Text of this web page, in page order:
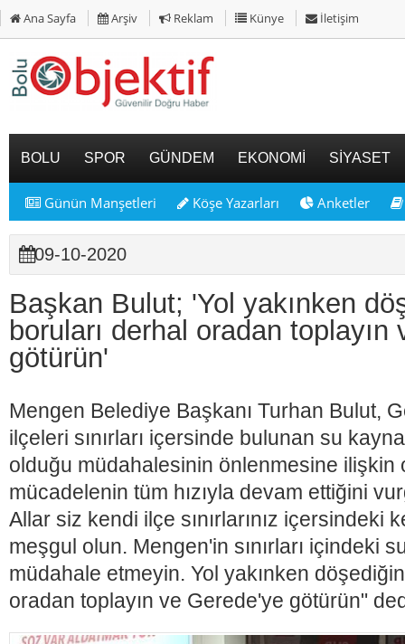
Ana Sayfa Arşiv Reklam Künye İletişim
BOLU SPOR GÜNDEM EKONOMİ SİYASET
Günün Manşetleri Köşe Yazarları Anketler
09-10-2020
Başkan Bulut; 'Yol yakınken
boruları derhal oradan toplayın
götürün'
Mengen Belediye Başkanı Turhan Bulut,
ilçeleri sınırları içersinde bulunan su
olduğu müdahalesinin önlenmesine ilişkin
mücadelenin tüm hızıyla devam ettiğini
Allar siz kendi ilçe sınırlarınız içersindeki
meşgul olun. Mengen'in sınırları içindeki
müdahale etmeyin. Yol yakınken
oradan toplayın ve Gerede'ye götürün"